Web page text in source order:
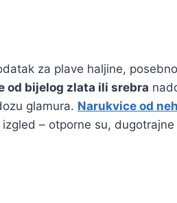
za plave haljine,
od bijelog zlata ili srebra
glamura. Narukvice od
– otporne su,